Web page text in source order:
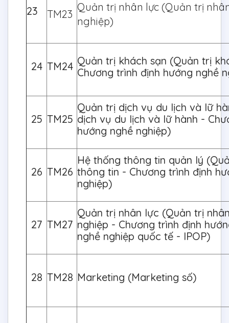
23 TM23
Quản trị nhân lực (Quản trị
nghiệp)
24 TM24 Quản trị khách sạn (Quản trị
Chương trình định hướng nghề
25 TM25
Quản trị dịch vụ du lịch và lữ
dịch vụ du lịch và lữ hành -
hướng nghề nghiệp)
26 TM26
Hệ thống thông tin quản lý
thông tin - Chương trình định
nghiệp)
27 TM27
Quản trị nhân lực (Quản trị
nghiệp - Chương trình định
nghề nghiệp quốc tế - IPOP)
28 TM28 Marketing (Marketing số)